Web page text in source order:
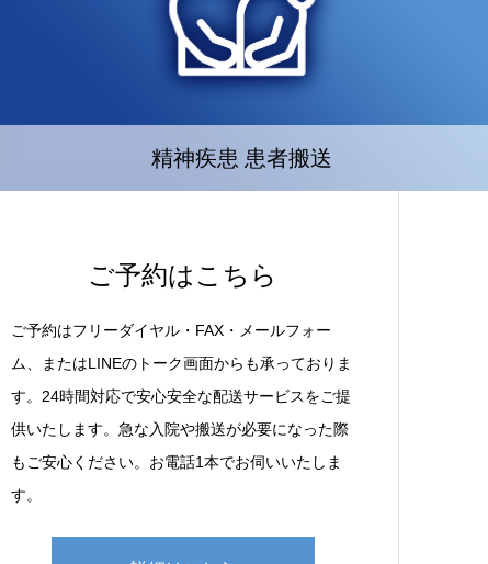
精神疾患 患者搬送
ご予約はこちら
ご予約はフリーダイヤル・FAX・メールフォー
ム、またはLINEのトーク画面からも承っておりま
す。24時間対応で安心安全な配送サービスをご提
供いたします。急な入院や搬送が必要になった際
もご安心ください。お電話1本でお伺いいたしま
す。